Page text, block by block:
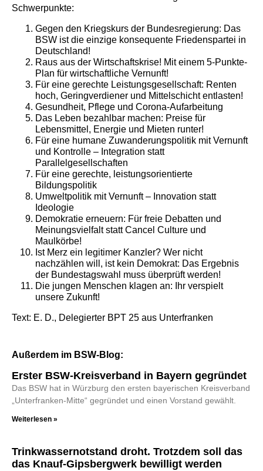
Schwerpunkte:
Gegen den Kriegskurs der Bundesregierung: Das
BSW ist die einzige konsequente Friedenspartei in
Deutschland!
Raus aus der Wirtschaftskrise! Mit einem 5-Punkte-
Plan für wirtschaftliche Vernunft!
Für eine gerechte Leistungsgesellschaft: Renten
hoch, Geringverdiener und Mittelschicht entlasten!
Gesundheit, Pflege und Corona-Aufarbeitung
Das Leben bezahlbar machen: Preise für
Lebensmittel, Energie und Mieten runter!
Für eine humane Zuwanderungspolitik mit Vernunft
und Kontrolle – Integration statt
Parallelgesellschaften
Für eine gerechte, leistungsorientierte
Bildungspolitik
Umweltpolitik mit Vernunft – Innovation statt
Ideologie
Demokratie erneuern: Für freie Debatten und
Meinungsvielfalt statt Cancel Culture und
Maulkörbe!
Ist Merz ein legitimer Kanzler? Wer nicht
nachzählen will, ist kein Demokrat: Das Ergebnis
der Bundestagswahl muss überprüft werden!
Die jungen Menschen klagen an: Ihr verspielt
unsere Zukunft!
Text: E. D., Delegierter BPT 25 aus Unterfranken
Außerdem im BSW-Blog:
Erster BSW-Kreisverband in Bayern gegründet
Das BSW hat in Würzburg den ersten bayerischen Kreisverband
„Unterfranken-Mitte“ gegründet und einen Vorstand gewählt.
Weiterlesen »
Trinkwassernotstand droht. Trotzdem soll das
das Knauf-Gipsbergwerk bewilligt werden